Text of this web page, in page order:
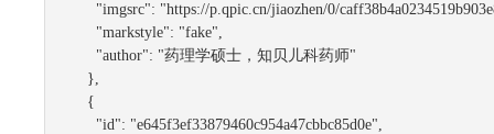
"imgsrc": "https://p.qpic.cn/jiaozhen/0/
"markstyle": "fake",
"author": "药理学硕士，知贝儿科药师"
"id": "e645f3ef33879460c954a47cbbc85d0e",